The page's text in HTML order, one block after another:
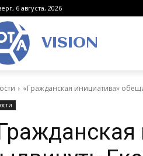
6 августа, 2026
VISION
«Гражданская инициатива»